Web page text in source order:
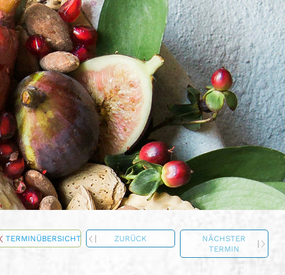
TERMINÜBERSICHT ZURÜCK
NÄCHSTER
TERMIN